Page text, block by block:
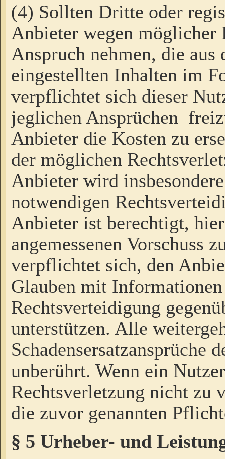
(4) Sollten Dritte oder
Anbieter wegen möglicher
Anspruch nehmen, die
eingestellten Inhalten im
verpflichtet sich dieser
jeglichen Ansprüchen
Anbieter die Kosten zu
der möglichen
Anbieter wird
notwendigen
Anbieter ist berechtigt,
angemessenen Vorschuss
verpflichtet sich, den
Glauben mit
Rechtsverteidigung
unterstützen. Alle
Schadensersatzansprüche
unberührt. Wenn ein
Rechtsverletzung nicht zu
die zuvor genannten
§ 5 Urheber- und